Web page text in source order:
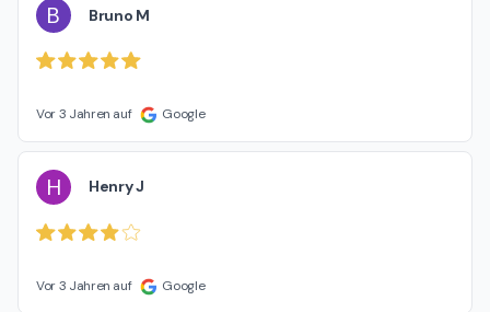
B Bruno M
Vor 3 Jahren auf Google
H Henry J
Vor 3 Jahren auf Google